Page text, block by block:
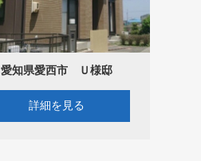
愛知県愛西市 Ｕ様邸
詳細を見る